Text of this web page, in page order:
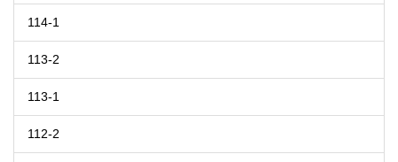
114-1
113-2
113-1
112-2